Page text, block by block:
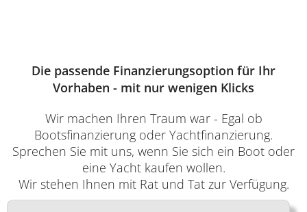
Die passende Finanzierungsoption für Ihr
Vorhaben - mit nur wenigen Klicks
Wir machen Ihren Traum war - Egal ob
Bootsfinanzierung oder Yachtfinanzierung.
Sprechen Sie mit uns, wenn Sie sich ein Boot oder
eine Yacht kaufen wollen.
Wir stehen Ihnen mit Rat und Tat zur Verfügung.